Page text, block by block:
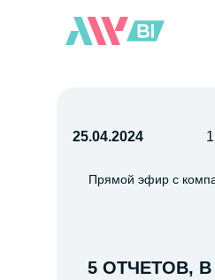
25.04.2024
5 ОТЧЕТОВ,
Прямой эфир с